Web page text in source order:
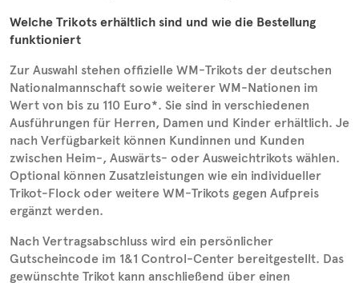
Welche Trikots erhältlich sind und wie die Bestellung
funktioniert
Zur Auswahl stehen offizielle WM-Trikots der deutschen
Nationalmannschaft sowie weiterer WM‑Nationen im
Wert von bis zu 110 Euro*. Sie sind in verschiedenen
Ausführungen für Herren, Damen und Kinder erhältlich. Je
nach Verfügbarkeit können Kundinnen und Kunden
zwischen Heim‑, Auswärts- oder Ausweichtrikots wählen.
Optional können Zusatzleistungen wie ein individueller
Trikot‑Flock oder weitere WM-Trikots gegen Aufpreis
ergänzt werden.
Nach Vertragsabschluss wird ein persönlicher
Gutscheincode im 1&1 Control‑Center bereitgestellt. Das
gewünschte Trikot kann anschließend über einen